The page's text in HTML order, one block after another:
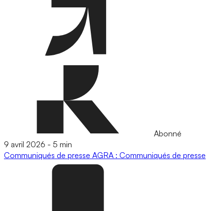
Abonné
9 avril 2026 - 5 min
Communiqués de presse AGRA : Communiqués de presse